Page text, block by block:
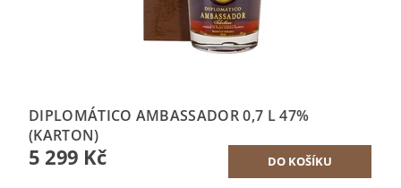
DIPLOMÁTICO AMBASSADOR 0,7 L 47%
(KARTON)
5 299 Kč